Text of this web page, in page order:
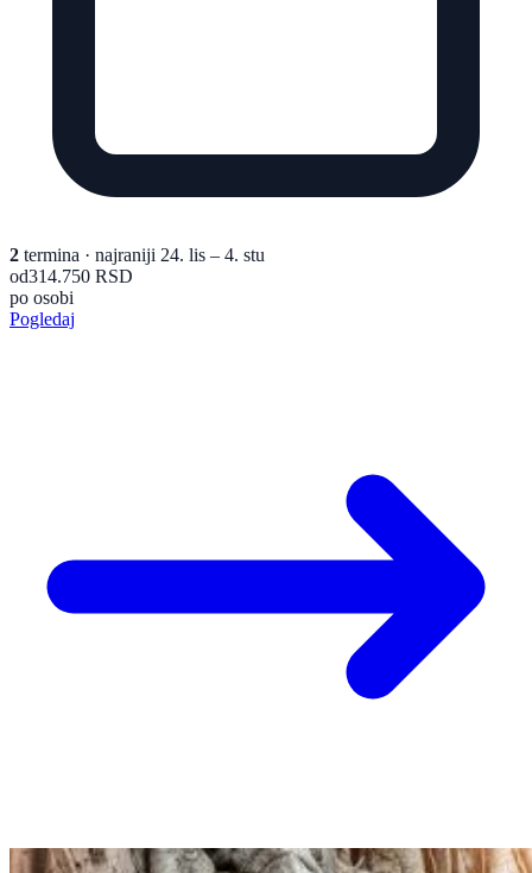
2 termina · najraniji 24. lis – 4. stu
od314.750 RSD
po osobi
Pogledaj